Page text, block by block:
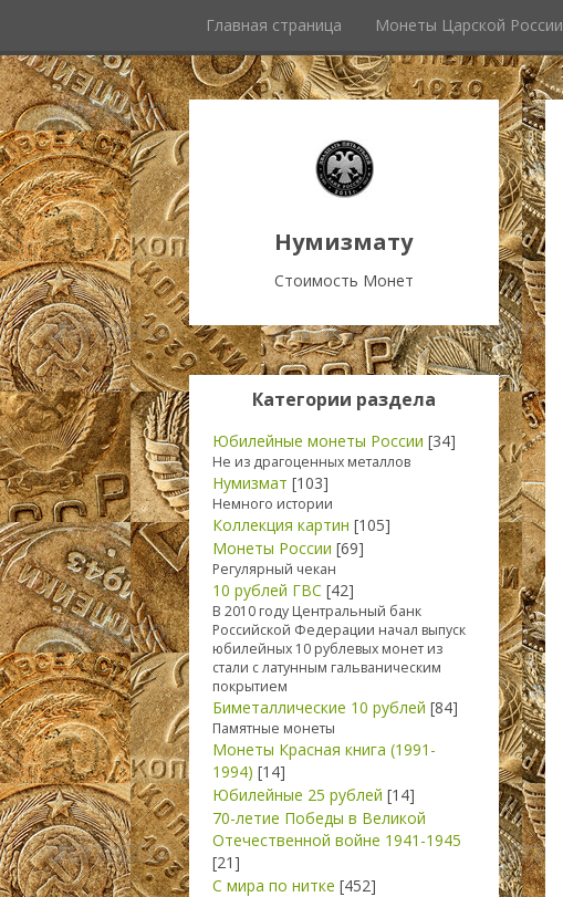
Главная страница Монеты Царской России
Нумизмату
Стоимость Монет
Категории раздела
Юбилейные монеты России [34]
Не из драгоценных металлов
Нумизмат [103]
Немного истории
Коллекция картин [105]
Монеты России [69]
Регулярный чекан
10 рублей ГВС [42]
В 2010 году Центральный банк
Российской Федерации начал выпуск
юбилейных 10 рублевых монет из
стали с латунным гальваническим
покрытием
Биметаллические 10 рублей [84]
Памятные монеты
Монеты Красная книга (1991-
1994) [14]
Юбилейные 25 рублей [14]
70-летие Победы в Великой
Отечественной войне 1941-1945
[21]
С мира по нитке [452]